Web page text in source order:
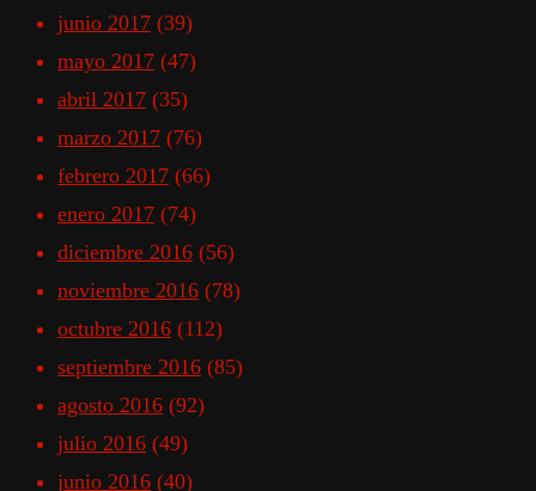
junio 2017 (39)
mayo 2017 (47)
abril 2017 (35)
marzo 2017 (76)
febrero 2017 (66)
enero 2017 (74)
diciembre 2016 (56)
noviembre 2016 (78)
octubre 2016 (112)
septiembre 2016 (85)
agosto 2016 (92)
julio 2016 (49)
junio 2016 (40)